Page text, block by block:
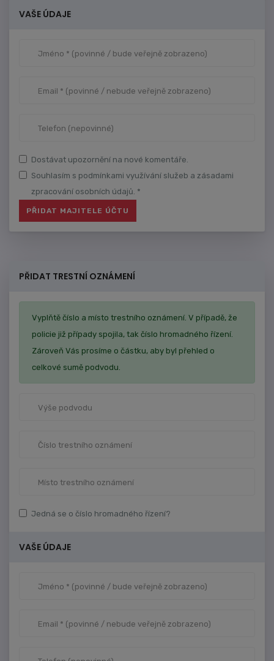
VAŠE ÚDAJE
Dostávat upozornění na nové komentáře.
Souhlasím s podmínkami využívání služeb a zásadami
zpracování osobních údajů. *
PŘIDAT TRESTNÍ OZNÁMENÍ
Vyplňtě číslo a místo trestního oznámení. V případě, že
policie již případy spojila, tak číslo hromadného řízení.
Zároveň Vás prosíme o částku, aby byl přehled o
celkové sumě podvodu.
Jedná se o číslo hromadného řízení?
VAŠE ÚDAJE